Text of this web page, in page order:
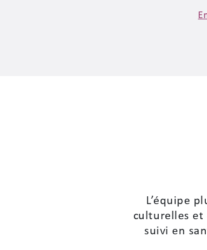
L’équipe
culturelles et
suivi en